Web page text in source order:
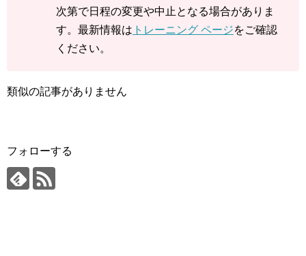
次第で日程の変更や中止となる場合がありま
す。最新情報は トレーニング ページをご確認
ください。
類似の記事がありません
フォローする